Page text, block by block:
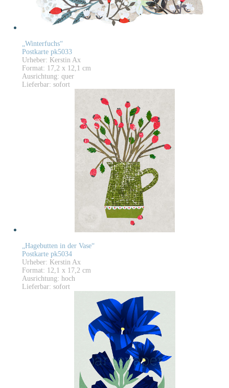
„Winterfuchs“
Postkarte pk5033
Urheber: Kerstin Ax
Format: 17,2 x 12,1 cm
Ausrichtung: quer
Lieferbar: sofort
„Hagebutten in der Vase“
Postkarte pk5034
Urheber: Kerstin Ax
Format: 12,1 x 17,2 cm
Ausrichtung: hoch
Lieferbar: sofort